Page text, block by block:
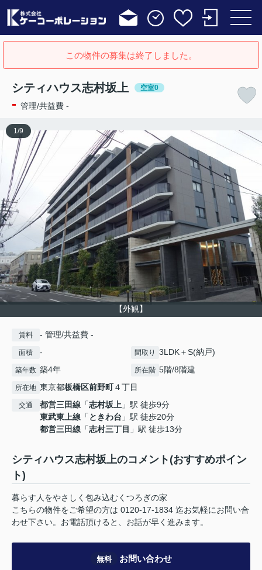
この物件の募集は終了しました。
シティハウス志村坂上 空室0
- 管理/共益費 -
【外観】
1 /9
賃料 - 管理/共益費 -
面積 - 間取り 3LDK＋S(納戸)
築年数 築4年 所在階 5階/8階建
所在地 東京都板橋区前野町４丁目
交通 都営三田線 「志村坂上 」駅 徒歩9分
東武東上線 「 ときわ台 」駅 徒歩20分
都営三田線 「志村三丁目 」駅 徒歩13分
シティハウス志村坂上のコメント(おすすめポイン
ト)
暮らす人をやさしく包み込むくつろぎの家
こちらの物件をご希望の方は 0120-17-1834 迄お気軽にお問い合
わせ下さい。お電話頂けると、お話が早く進みます。
無料 お問い合わせ